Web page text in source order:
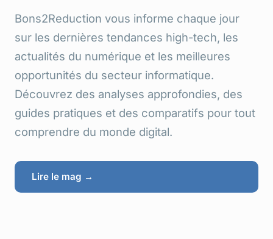
Bons2Reduction vous informe chaque jour
sur les dernières tendances high-tech, les
actualités du numérique et les meilleures
opportunités du secteur informatique.
Découvrez des analyses approfondies, des
guides pratiques et des comparatifs pour tout
comprendre du monde digital.
Lire le mag →